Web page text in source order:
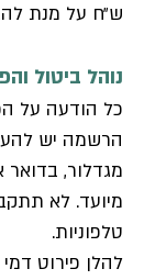
ש״ח על מנת
נוהל ביטול
כל הודעה על
הרשמה יש
מגדלור, בדואר
מיועד. לא
טלפוניות.
להלן פירוט דמי